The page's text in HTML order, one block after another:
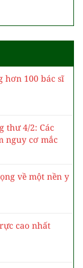
hơn 100 bác sĩ
thư 4/2: Các
nguy cơ mắc
về một nền y
cao nhất